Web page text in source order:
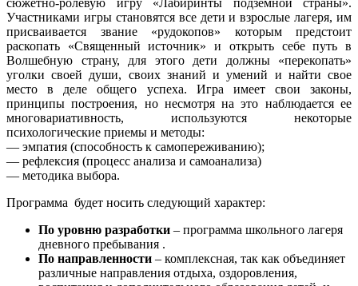
Участниками игры становятся все дети и взрослые лагеря, им
присваивается звание «рудокопов» которым предстоит
раскопать «Священный источник» и открыть себе путь в
Волшебную страну, для этого дети должны «перекопать»
уголки своей души, своих знаний и умений и найти свое
место в деле общего успеха. Игра имеет свои законы,
принципы построения, но несмотря на это наблюдается ее
многовариативность, используются некоторые
психологические приемы и методы:
— эмпатия (способность к самопереживанию);
— рефлексия (процесс анализа и самоанализа)
— методика выбора.
Программа будет носить следующий характер:
По уровню разработки – программа школьного лагеря
дневного пребывания .
По направленности – комплексная, так как объединяет
различные направления отдыха, оздоровления,